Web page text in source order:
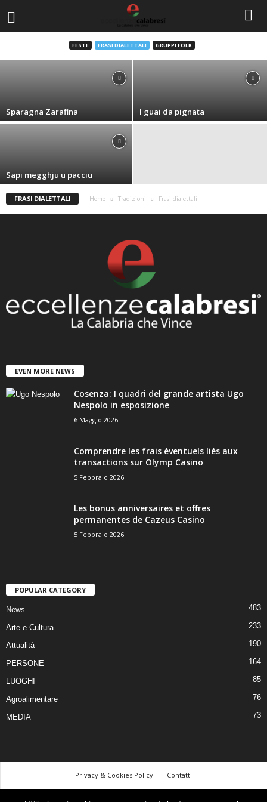
FESTE FRASI DIALETTALI GRUPPI FOLK
Cui disija
2 Dicembre 2010
Sparagna Zarafina I guai da pignata
Sapi megghju u pacciu
FRASI DIALETTALI Home Tradizioni Frasi dialettali
EVEN MORE NEWS
Cosenza: I quadri del grande artista Ugo
Nespolo in esposizione
6 Maggio 2026
Comprendre les frais éventuels liés aux
transactions sur Olymp Casino
5 Febbraio 2026
Les bonus anniversaires et offres
permanentes de Cazeus Casino
5 Febbraio 2026
POPULAR CATEGORY
News 483
Arte e Cultura 233
Attualità 190
PERSONE 164
LUOGHI 85
Agroalimentare 76
MEDIA 73
Privacy & Cookies Policy
Contatti